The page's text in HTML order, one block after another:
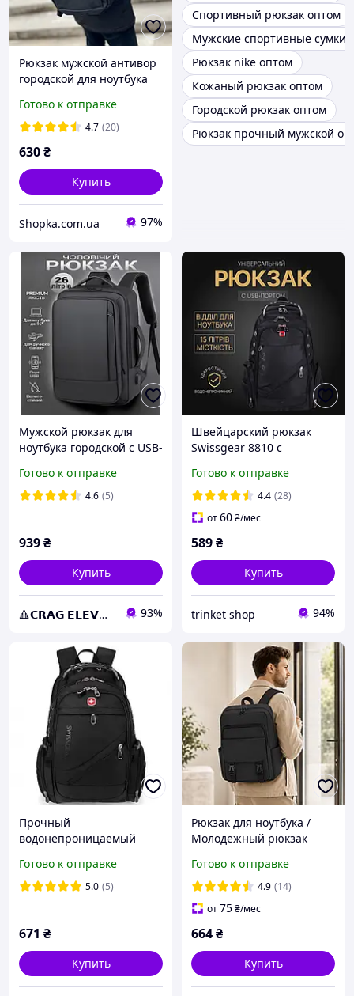
Рюкзак мужской антивор
городской для ноутбука
универсальный черный
рюкзак Серый
Готово к отправке
4.7 (20)
630₴
Купить
Shopka.com.ua 97%
Спортивный рюкзак оптом
Мужские спортивные сумки
Рюкзак nike оптом
Кожаный рюкзак оптом
Городской рюкзак оптом
Рюкзак прочный мужской
Мужской рюкзак для
ноутбука городской с USB-
документов водостойкий
26Л Черный
Готово к отправке
4.6 (5)
939₴
Купить
🔺𝗖𝗥𝗔𝗚 𝗘𝗟𝗘𝗩𝗔𝗧𝗘🔺 93%
Швейцарский рюкзак
Swissgear 8810 с
портом USB и
ортопедической спинкой
универсальный
Готово к отправке
4.4 (28)
от60₴/мес
589₴
Купить
trinket shop 94%
Прочный
водонепроницаемый
стильный практичный
водостойкий рюкзак с
Готово к отправке
5.0 (5)
671 ₴
Купить
Рюкзак для ноутбука /
Молодежный рюкзак
Водонепроницаемый
рюкзак, 18л, 42×30×14 см,
Черный / Мужской
городской
Готово к отправке
4.9 (14)
от75₴/мес
664₴
Купить